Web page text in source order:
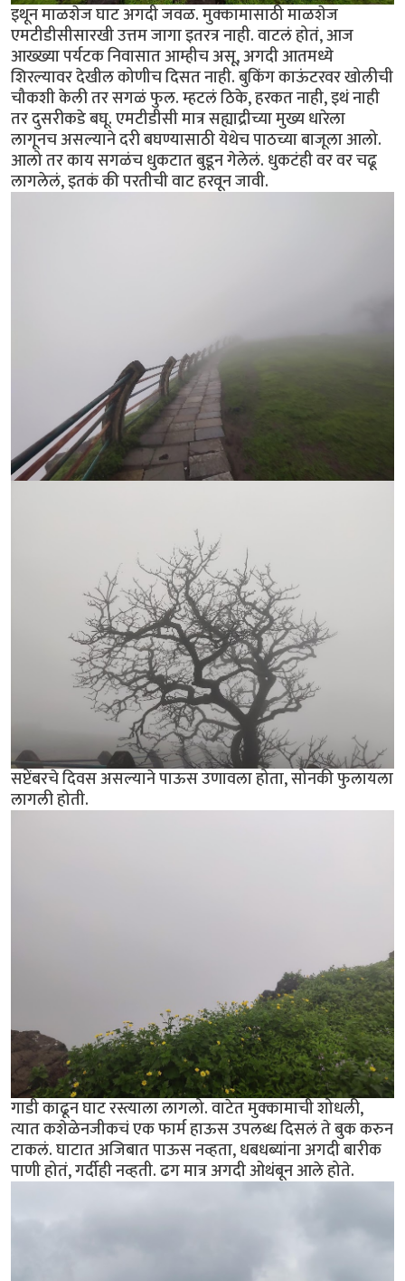
इथून माळशेज घाट अगदी जवळ. मुक्कामासाठी माळशेज
एमटीडीसीसारखी उत्तम जागा इतरत्र नाही. वाटलं होतं, आज
आख्ख्या पर्यटक निवासात आम्हीच असू, अगदी आतमध्ये
शिरल्यावर देखील कोणीच दिसत नाही. बुकिंग काऊंटरवर खोलीची
चौकशी केली तर सगळं फुल. म्हटलं ठिके, हरकत नाही, इथं नाही
तर दुसरीकडे बघू. एमटीडीसी मात्र सह्याद्रीच्या मुख्य धारेला
लागूनच असल्याने दरी बघण्यासाठी येथेच पाठच्या बाजूला आलो.
आलो तर काय सगळंच धुकटात बुडून गेलेलं. धुकटंही वर वर चढू
लागलेलं, इतकं की परतीची वाट हरवून जावी.
सप्टेंबरचे दिवस असल्याने पाऊस उणावला होता, सोनकी फुलायला
लागली होती.
गाडी काढून घाट रस्त्याला लागलो. वाटेत मुक्कामाची शोधली,
त्यात कशेळेनजीकचं एक फार्म हाऊस उपलब्ध दिसलं ते बुक करुन
टाकलं. घाटात अजिबात पाऊस नव्हता, धबधब्यांना अगदी बारीक
पाणी होतं, गर्दीही नव्हती. ढग मात्र अगदी ओथंबून आले होते.